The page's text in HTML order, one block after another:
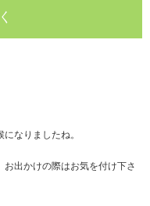
なりましたね。
出かけの際はお気を付け下さ